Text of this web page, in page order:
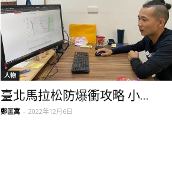
人物
臺北馬拉松防爆衝攻略 小...
鄭匡寓 - 2022年12月6日